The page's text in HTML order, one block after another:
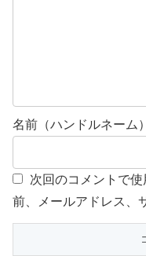
名前（ハンドルネーム）
次回のコメントで
前、メールアドレス、